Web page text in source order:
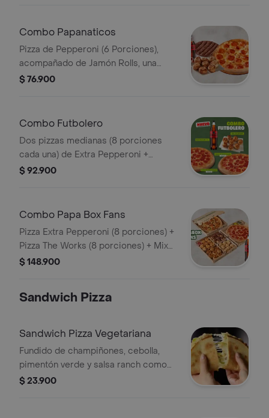
Combo Papanaticos
Pizza de Pepperoni (6 Porciones),
acompañado de Jamón Rolls, una
pizza de chocolate, y 2 Coca Cola
Pepperoncini.
$ 76.900
Combo Futbolero
Dos pizzas medianas (8 porciones
cada una) de Extra Pepperoni +
Arequipe Rolls + Gaseosa 1,5L. Incluye
$ 92.900
Combo Papa Box Fans
Pizza Extra Pepperoni (8 porciones) +
Pizza The Works (8 porciones) + Mix
Antojos y acompañado de 2 Coca
Pepperoncini.
$ 148.900
Sandwich Pizza
Sandwich Pizza Vegetariana
Fundido de champiñones, cebolla,
pimentón verde y salsa ranch como
base. No incluye salsa de ajo, llevala
$ 23.900